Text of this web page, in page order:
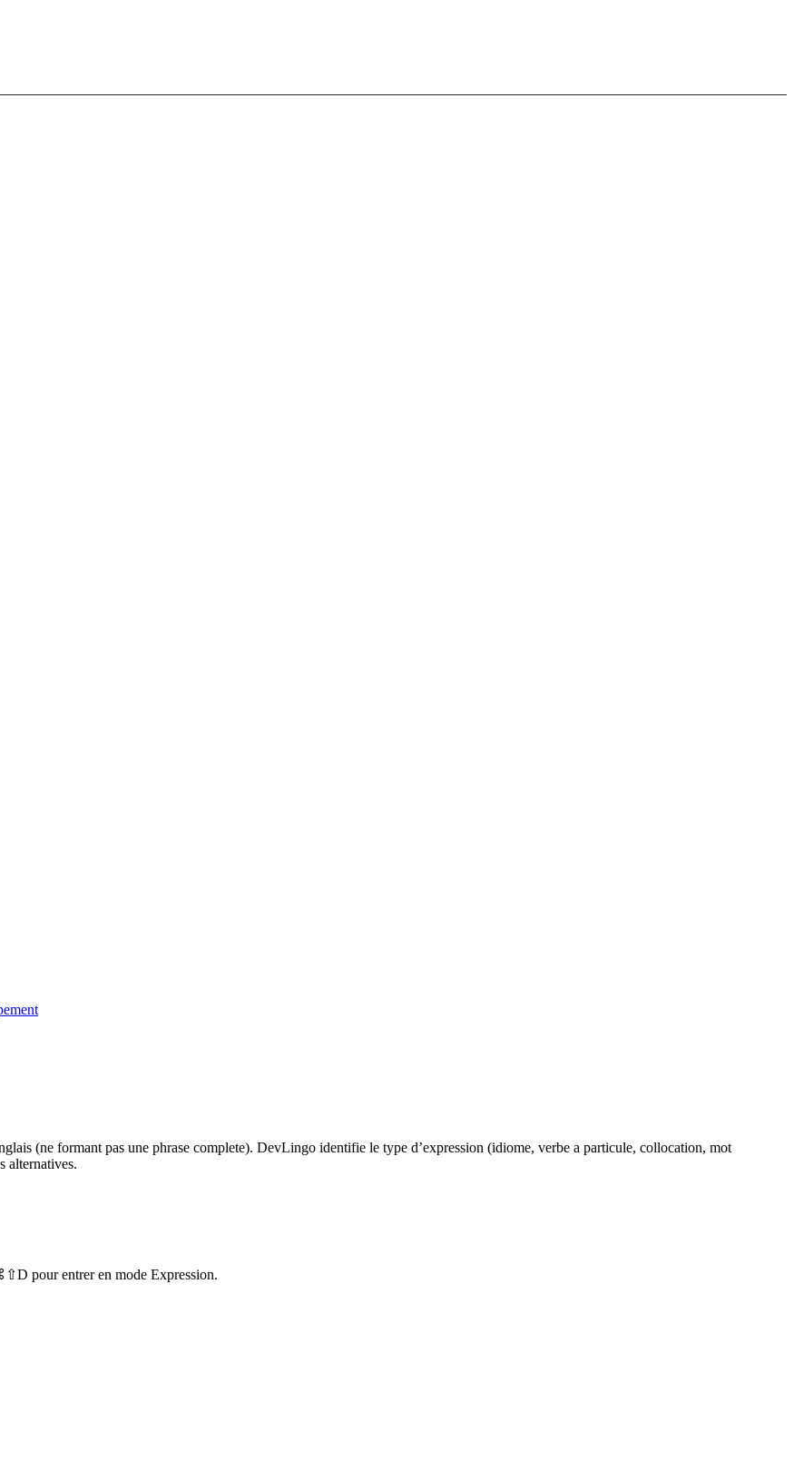
(ne formant pas une phrase complete). DevLingo identifie le type d’expression (idiome, verbe a particule, collocation, mot
alternatives.
pour entrer en mode Expression.